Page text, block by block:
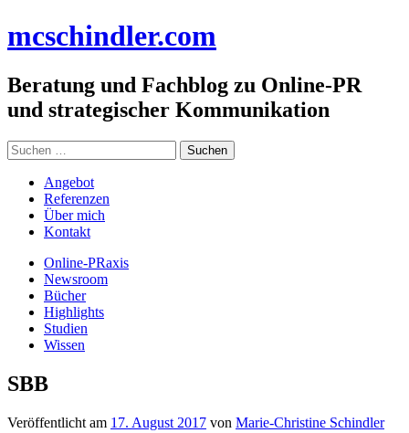
Inhalt
mcschindler.com
Beratung und Fachblog zu Online-PR
und strategischer Kommunikation
Suchen
nach:
Angebot
Referenzen
Über mich
Kontakt
Online-PRaxis
Newsroom
Bücher
Highlights
Studien
Wissen
SBB
Veröffentlicht am 17. August 2017 von Marie-Christine Schindler